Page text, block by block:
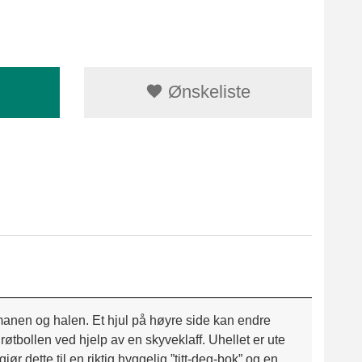
Ønskeliste
og halen. Et hjul på høyre side kan endre
ved hjelp av en skyveklaff. Uhellet er ute
dette til en riktig hyggelig ”titt-deg-bok” og en